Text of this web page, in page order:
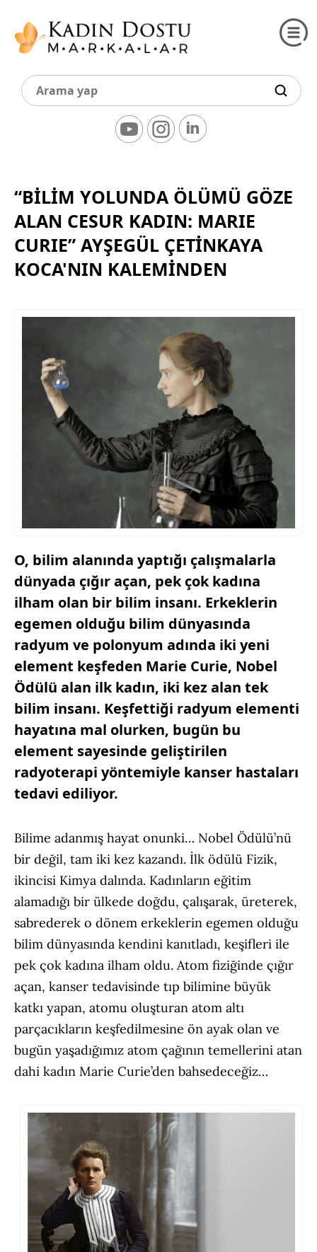
“BİLİM YOLUNDA ÖLÜMÜ GÖZE
ALAN CESUR KADIN: MARIE
CURIE” AYŞEGÜL ÇETINKAYA
KOCA'NIN KALEMINDEN
O, bilim alanında yaptığı çalışmalarla
dünyada çığır açan, pek çok kadına
ilham olan bir bilim insanı. Erkeklerin
egemen olduğu bilim dünyasında
radyum ve polonyum adında iki yeni
element keşfeden Marie Curie, Nobel
Ödülü alan ilk kadın, iki kez alan tek
bilim insanı. Keşfettiği radyum elementi
hayatına mal olurken, bugün bu
element sayesinde geliştirilen
radyoterapi yöntemiyle kanser hastaları
tedavi ediliyor.
Bilime adanmış hayat onunki… Nobel Ödülü’nü
bir değil, tam iki kez kazandı. İlk ödülü Fizik,
ikincisi Kimya dalında. Kadınların eğitim
alamadığı bir ülkede doğdu, çalışarak, üreterek,
sabrederek o dönem erkeklerin egemen olduğu
bilim dünyasında kendini kanıtladı, keşifleri ile
pek çok kadına ilham oldu. Atom fiziğinde çığır
açan, kanser tedavisinde tıp bilimine büyük
katkı yapan, atomu oluşturan atom altı
parçacıkların keşfedilmesine ön ayak olan ve
bugün yaşadığımız atom çağının temellerini atan
dahi kadın Marie Curie’den bahsedeceğiz…